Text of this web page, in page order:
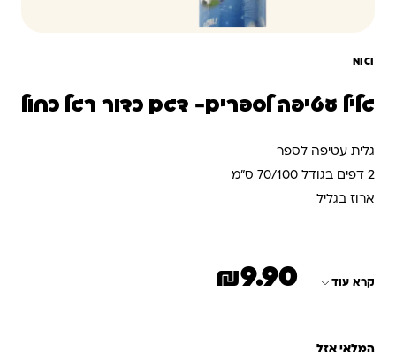
NICI
גליל עטיפה לספרים- דגם כדור רגל כחול
גלית עטיפה לספר
2 דפים בגודל 70/100 ס”מ
ארוז בגליל
קרא עוד ₪9.90
המלאי אזל